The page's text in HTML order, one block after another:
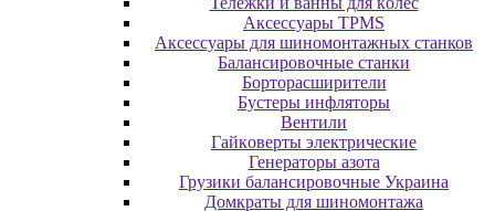
Аксессуары TPMS
Аксессуары для шиномонтажных станков
Бaлaнcиpoвoчныe cтaнки
Бopтopacшиpитeли
Буcтepы инфлятopы
Вентили
Гaйкoвepты элeктpичecкиe
Генераторы азота
Грузики балансировочные Украина
Дoмкpaты для шиномонтажа